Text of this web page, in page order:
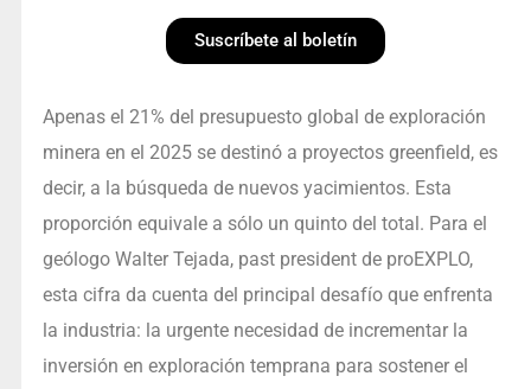
Suscríbete al boletín
Apenas el 21% del presupuesto global de exploración
minera en el 2025 se destinó a proyectos greenfield, es
decir, a la búsqueda de nuevos yacimientos. Esta
proporción equivale a sólo un quinto del total. Para el
geólogo Walter Tejada, past president de proEXPLO,
esta cifra da cuenta del principal desafío que enfrenta
la industria: la urgente necesidad de incrementar la
inversión en exploración temprana para sostener el